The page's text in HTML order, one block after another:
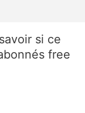
si ce
free